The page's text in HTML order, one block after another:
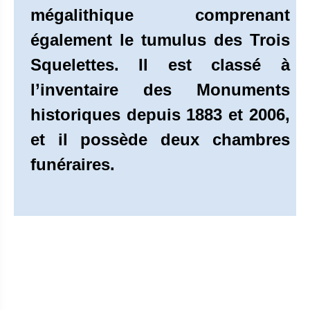
mégalithique comprenant
également le tumulus des Trois
Squelettes. Il est classé à
l’inventaire des Monuments
historiques depuis 1883 et 2006,
et il possède deux chambres
funéraires.